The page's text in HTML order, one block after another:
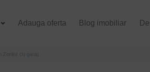
Adauga oferta Blog imobiliar
Zorilor cu garaj.